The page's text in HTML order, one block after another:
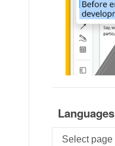
Languages
Languages